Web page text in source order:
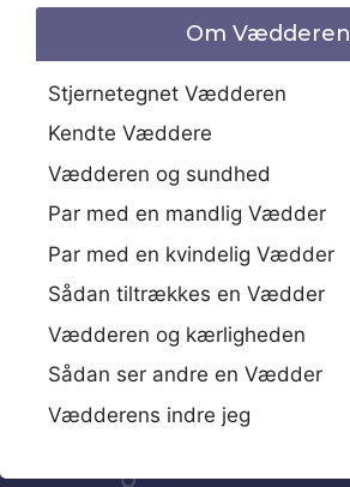
Om Vædderen
Stjernetegnet Vædderen
Kendte Væddere
Vædderen og sundhed
Par med en mandlig Vædder
Par med en kvindelig Vædder
Sådan tiltrækkes en Vædder
Vædderen og kærligheden
Sådan ser andre en Vædder
Vædderens indre jeg